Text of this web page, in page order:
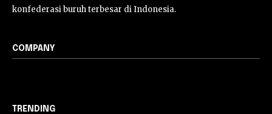
konfederasi buruh terbesar di Indonesia.
COMPANY
TRENDING